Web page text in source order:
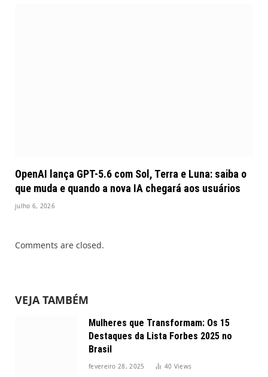
OpenAI lança GPT-5.6 com Sol, Terra e Luna: saiba o
que muda e quando a nova IA chegará aos usuários
julho 6, 2026
Comments are closed.
VEJA TAMBÉM
Mulheres que Transformam: Os 15
Destaques da Lista Forbes 2025 no
Brasil
fevereiro 28, 2025 40 Views